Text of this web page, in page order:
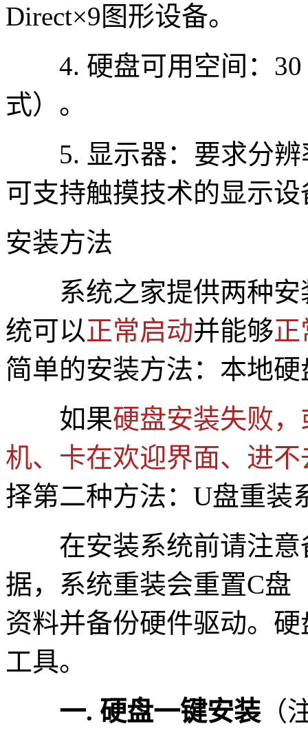
Direct×9图形设备。
4. 硬盘可用空间：30
式）。
5. 显示器：要求分辨
可支持触摸技术的显示设
安装方法
系统之家提供两种
统可以正常启动并能够正
简单的安装方法：本地
如果硬盘安装失败
机、卡在欢迎界面、进
择第二种方法：U盘重装
在安装系统前请注意
据，系统重装会重置C盘
资料并备份硬件驱动。
工具。
一. 硬盘一键安装 （